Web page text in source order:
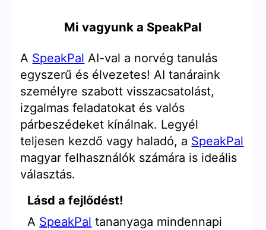
Mi vagyunk a SpeakPal
A SpeakPal AI-val a norvég tanulás
egyszerű és élvezetes! AI tanáraink
személyre szabott visszacsatolást,
izgalmas feladatokat és valós
párbeszédeket kínálnak. Legyél
teljesen kezdő vagy haladó, a SpeakPal
magyar felhasználók számára is ideális
választás.
Lásd a fejlődést!
A SpeakPal tananyaga mindennapi